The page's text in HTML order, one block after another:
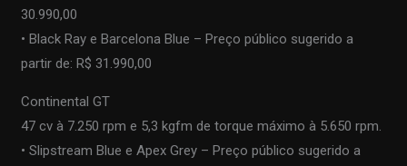
30.990,00
• Black Ray e Barcelona Blue – Preço público sugerido a
partir de: R$ 31.990,00
Continental GT
47 cv à 7.250 rpm e 5,3 kgfm de torque máximo à 5.650 rpm.
• Slipstream Blue e Apex Grey – Preço público sugerido a